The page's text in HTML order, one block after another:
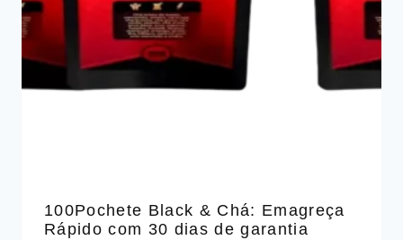
100Pochete Black & Chá: Emagreça
Rápido com 30 dias de garantia